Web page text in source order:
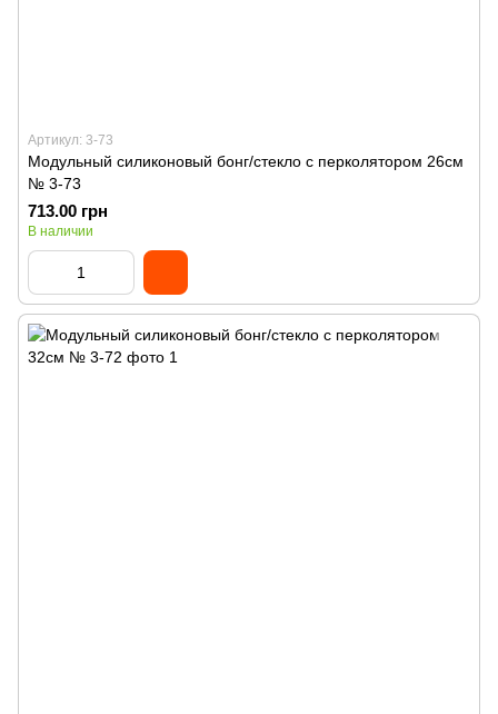
Артикул: 3-73
Модульный силиконовый бонг/стекло с перколятором 26см
№ 3-73
713.00 грн
В наличии